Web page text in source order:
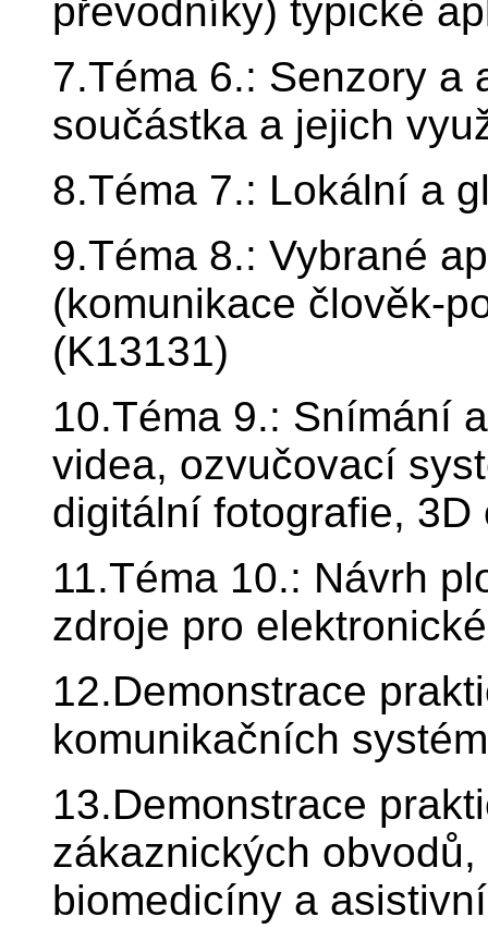
převodníky) typické
7.Téma 6.: Senzory a
součástka a jejich
8.Téma 7.: Lokální a
9.Téma 8.: Vybrané
(komunikace člověk-
(K13131)
10.Téma 9.: Snímání
videa, ozvučovací
digitální fotografie,
11.Téma 10.: Návrh
zdroje pro
12.Demonstrace
komunikačních
13.Demonstrace
zákaznických
biomedicíny a